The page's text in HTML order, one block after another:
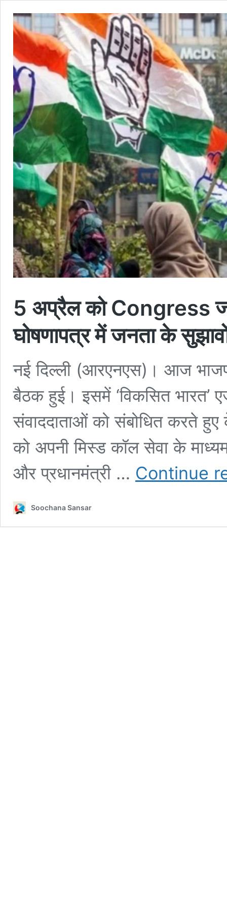
5 अप्रैल को Congress
घोषणापत्र में जनता के
नई दिल्ली (आरएनएस)। आज
बैठक हुई। इसमें ‘विकसित भारत’
संवाददाताओं को संबोधित करते हुए
को अपनी मिस्ड कॉल सेवा के
और प्रधानमंत्री … Continue
Soochana Sansar